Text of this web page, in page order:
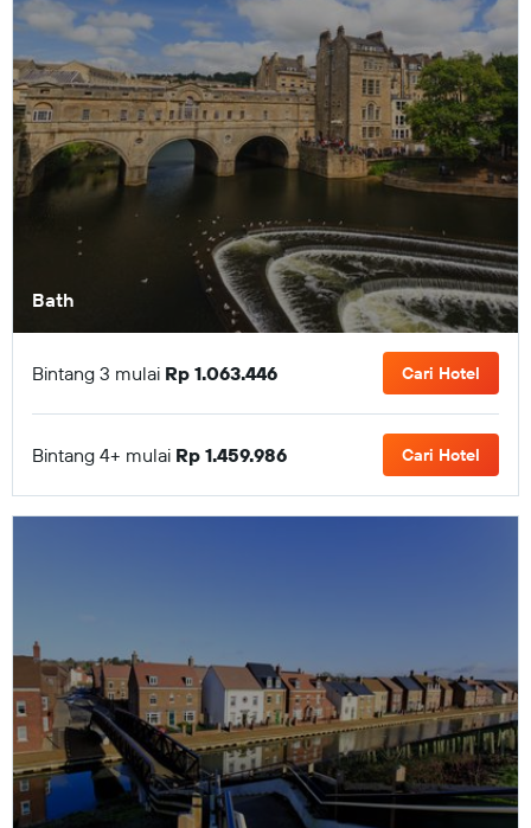
Bath
Bintang 3 mulai Rp 1.063.446 Cari Hotel
Bintang 4+ mulai Rp 1.459.986 Cari Hotel